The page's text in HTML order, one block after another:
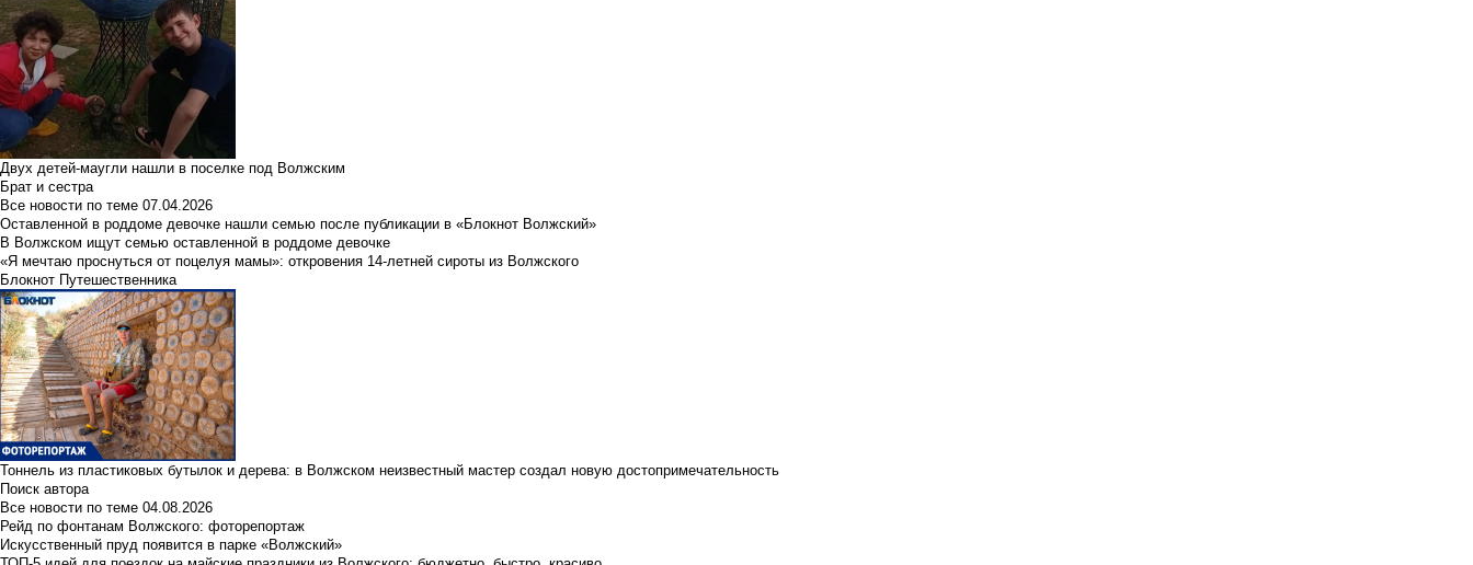
Двух детей-маугли нашли в поселке под Волжским
Брат и сестра
Все новости по теме 07.04.2026
Оставленной в роддоме девочке нашли семью после публикации в «Блокнот Волжский»
В Волжском ищут семью оставленной в роддоме девочке
«Я мечтаю проснуться от поцелуя мамы»: откровения 14-летней сироты из Волжского
Блокнот Путешественника
Тоннель из пластиковых бутылок и дерева: в Волжском неизвестный мастер создал новую достопримечательность
Поиск автора
Все новости по теме 04.08.2026
Рейд по фонтанам Волжского: фоторепортаж
Искусственный пруд появится в парке «Волжский»